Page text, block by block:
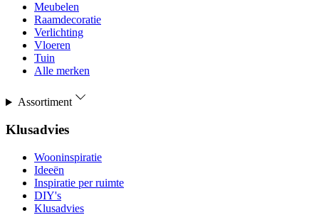
Meubelen
Raamdecoratie
Verlichting
Vloeren
Tuin
Alle merken
Assortiment
Klusadvies
Wooninspiratie
Ideeën
Inspiratie per ruimte
DIY's
Klusadvies